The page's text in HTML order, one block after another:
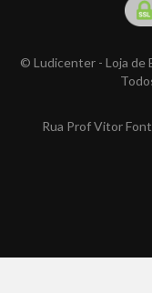
© Ludicenter - Loja de
Rua Prof Vitor